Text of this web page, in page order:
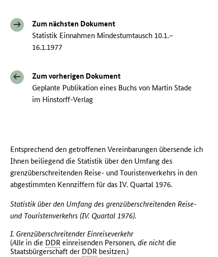
Zum nächsten Dokument
Statistik Einnahmen Mindestumtausch 10.1.–
16.1.1977
Zum vorherigen Dokument
Geplante Publikation eines Buchs von Martin Stade
im Hinstorff-Verlag
Entsprechend den getroffenen Vereinbarungen übersende ich
Ihnen beiliegend die Statistik über den Umfang des
grenzüberschreitenden Reise- und Touristenverkehrs in den
abgestimmten Kennziffern für das IV. Quartal 1976.
Statistik über den Umfang des grenzüberschreitenden Reise-
und Touristenverkehrs (IV. Quartal 1976).
I. Grenzüberschreitender Einreiseverkehr
(Alle in die DDR einreisenden Personen,die nicht die
Staatsbürgerschaft der DDR besitzen.)